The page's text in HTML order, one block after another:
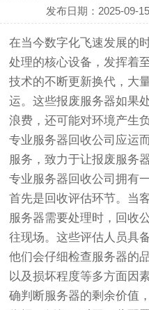
发布日期：2025-09-
在当今数字化飞速发展的
处理的核心设备，发挥着
技术的不断更新换代，大
运。这些报废服务器如果
浪费，还可能对环境产生
专业服务器回收公司应运
服务，致力于让报废服务
专业服务器回收公司拥有
首先是回收评估环节。当
服务器需要处理时，回收
往现场。这些评估人员具
他们会仔细检查服务器的
以及损坏程度等多方面因
确判断服务器的剩余价值